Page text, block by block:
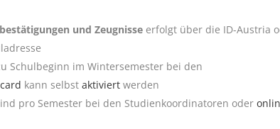
und Zeugnisse erfolgt über die ID-Austria
Schulbeginn im Wintersemester bei den
kann selbst aktiviert werden
pro Semester bei den Studienkoordinatoren oder